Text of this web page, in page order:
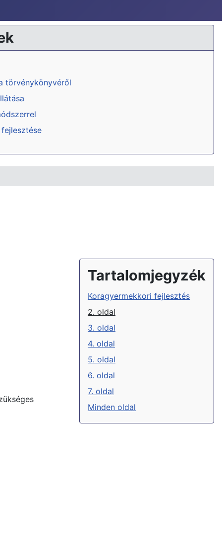
törvénykönyvéről
Tartalomjegyzék
Koragyermekkori fejlesztés
2. oldal
3. oldal
4. oldal
5. oldal
6. oldal
7. oldal
Minden oldal